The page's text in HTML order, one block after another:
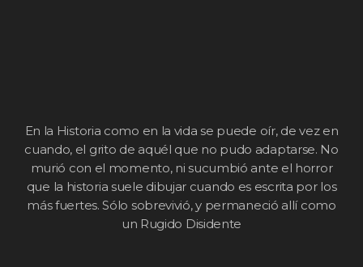
En la Historia como en la vida se puede oír, de vez en
cuando, el grito de aquél que no pudo adaptarse. No
murió con el momento, ni sucumbió ante el horror
que la historia suele dibujar cuando es escrita por los
más fuertes. Sólo sobrevivió, y permaneció allí como
un Rugido Disidente